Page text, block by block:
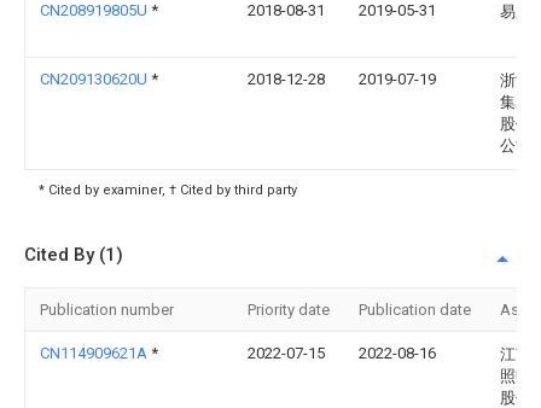
CN208919805U * 2018-08-31 2019-05-31 易胜
CN209130620U * 2018-12-28 2019-07-19
浙江
集成
股份
公司
* Cited by examiner, † Cited by third party
Cited By (1)
Publication number Priority date Publication date
CN114909621A * 2022-07-15 2022-08-16
江苏
照明
股份